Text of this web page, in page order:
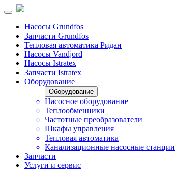
Насосы Grundfos
Запчасти Grundfos
Тепловая автоматика Ридан
Насосы Vandjord
Насосы Istratex
Запчасти Istratex
Оборудование
Оборудование
Насосное оборудование
Теплообменники
Частотные преобразователи
Шкафы управления
Тепловая автоматика
Канализационные насосные станции
Запчасти
Услуги и сервис